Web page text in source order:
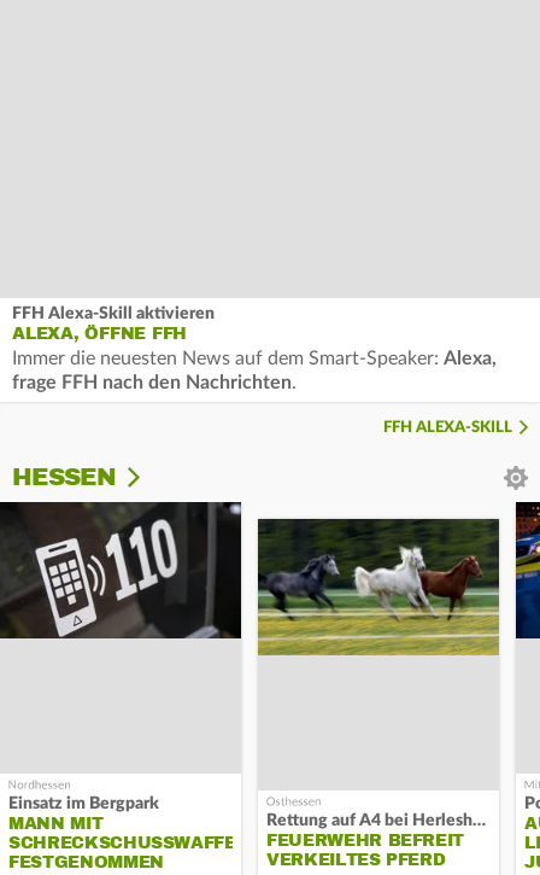
FFH Alexa-Skill aktivieren
ALEXA, ÖFFNE FFH
Immer die neuesten News auf dem Smart-Speaker: Alexa,
frage FFH nach den Nachrichten.
FFH ALEXA-SKILL
HESSEN
Einsatz im Bergpark
MANN MIT
SCHRECKSCHUSSWAFFE
FESTGENOMMEN
Rettung auf A4 bei Herleshausen
FEUERWEHR BEFREIT
VERKEILTES PFERD